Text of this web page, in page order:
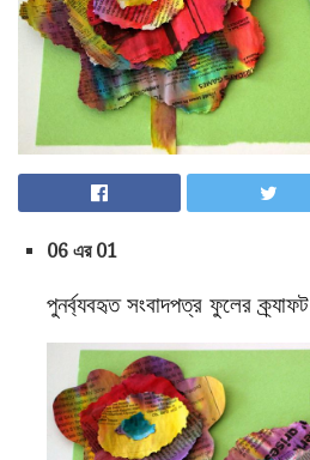
06 এর 01
পুনর্ব্যবহৃত সংবাদপত্র ফুলের ক্র্যাফট